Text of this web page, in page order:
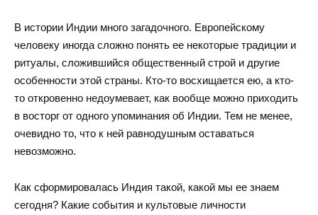
В истории Индии много загадочного. Европейскому
человеку иногда сложно понять ее некоторые традиции и
ритуалы, сложившийся общественный строй и другие
особенности этой страны. Кто-то восхищается ею, а кто-
то откровенно недоумевает, как вообще можно приходить
в восторг от одного упоминания об Индии. Тем не менее,
очевидно то, что к ней равнодушным оставаться
невозможно.
Как сформировалась Индия такой, какой мы ее знаем
сегодня? Какие события и культовые личности